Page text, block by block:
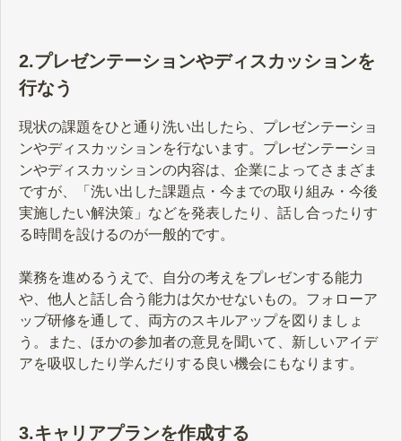
2.プレゼンテーションやディスカッションを
行なう
現状の課題をひと通り洗い出したら、プレゼンテーショ
ンやディスカッションを行ないます。プレゼンテーショ
ンやディスカッションの内容は、企業によってさまざま
ですが、「洗い出した課題点・今までの取り組み・今後
実施したい解決策」などを発表したり、話し合ったりす
る時間を設けるのが一般的です。
業務を進めるうえで、自分の考えをプレゼンする能力
や、他人と話し合う能力は欠かせないもの。フォローア
ップ研修を通して、両方のスキルアップを図りましょ
う。また、ほかの参加者の意見を聞いて、新しいアイデ
アを吸収したり学んだりする良い機会にもなります。
3.キャリアプランを作成する